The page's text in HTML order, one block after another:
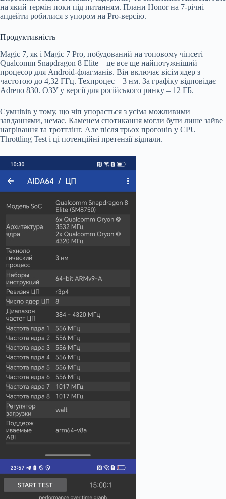
на який термін поки під питанням. Плани Honor на 7-річні
апдейти робилися з упором на Pro-версію.
Продуктивність
Magic 7, як і Magic 7 Pro, побудований на топовому чіпсеті
Qualcomm Snapdragon 8 Elite – це все ще найпотужніший
процесор для Android-флагманів. Він включає вісім ядер з
частотою до 4,32 ГГц. Техпроцес – 3 нм. За графіку відповідає
Adreno 830. ОЗУ у версії для російського ринку – 12 ГБ.
Сумнівів у тому, що чіп упорається з усіма можливими
завданнями, немає. Каменем спотикання могли бути лише зайве
нагрівання та троттлінг. Але після трьох прогонів у CPU
Throttling Test і ці потенційні претензії відпали.